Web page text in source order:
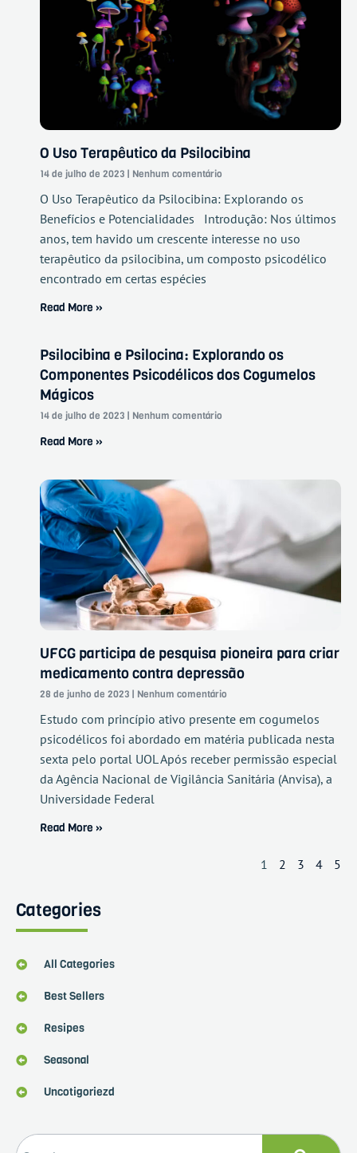
Categories
All Categories
Best Sellers
Resipes
Seasonal
Uncotigoriezd
O Uso Terapêutico da Psilocibina
14 de julho de 2023 Nenhum comentário
O Uso Terapêutico da Psilocibina: Explorando os
Benefícios e Potencialidades Introdução: Nos últimos
anos, tem havido um crescente interesse no uso
terapêutico da psilocibina, um composto psicodélico
encontrado em certas espécies
Read More »
Psilocibina e Psilocina: Explorando os
Componentes Psicodélicos dos Cogumelos
Mágicos
14 de julho de 2023 Nenhum comentário
Read More »
UFCG participa de pesquisa pioneira para criar
medicamento contra depressão
28 de junho de 2023 Nenhum comentário
Estudo com princípio ativo presente em cogumelos
psicodélicos foi abordado em matéria publicada nesta
sexta pelo portal UOL Após receber permissão especial
da Agência Nacional de Vigilância Sanitária (Anvisa), a
Universidade Federal
Read More »
1 2 3 4 5